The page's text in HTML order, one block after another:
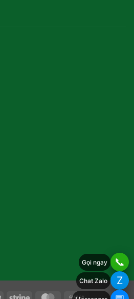
Gọi ngay 📞
Chat Zalo Z